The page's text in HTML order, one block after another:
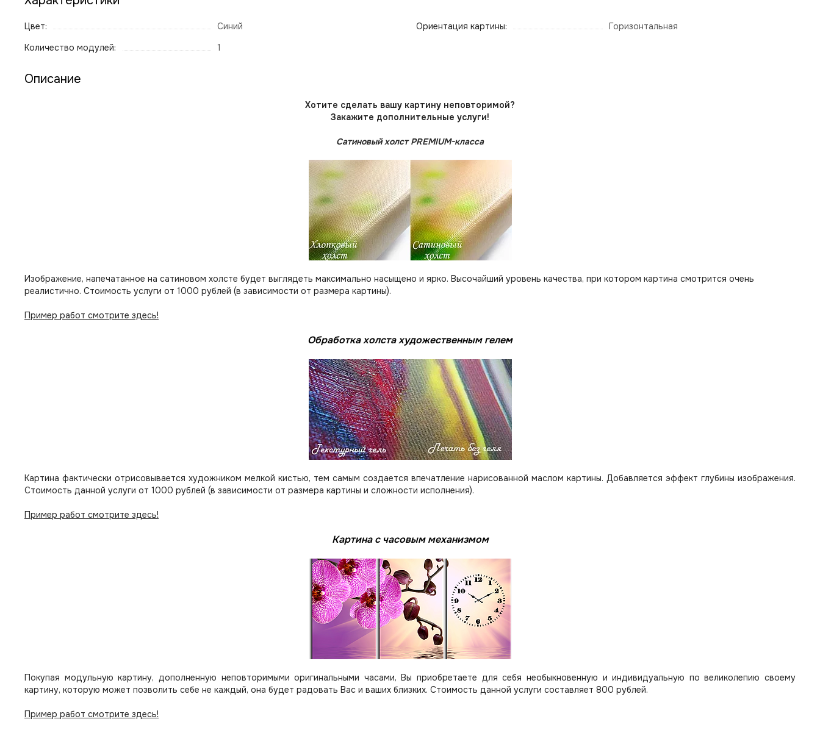
Цвет:
Синий
Количество модулей:
1
Ориентация картины: Горизонтальная
Описание
Хотите сделать вашу картину неповторимой?
Закажите дополнительные услуги!
Сатиновый холст PREMIUM-класса
Изображение, напечатанное на сатиновом холсте будет выглядеть максимально насыщено и ярко. Высочайший уровень качества, при котором картина смотрится очень
реалистично. Стоимость услуги от 1000 рублей (в зависимости от размера картины).
Пример работ смотрите здесь!
Обработка холста художественным гелем
Картина фактически отрисовывается художником мелкой кистью, тем самым создается впечатление нарисованной маслом картины. Добавляется эффект глубины изображения.
Стоимость данной услуги от 1000 рублей (в зависимости от размера картины и сложности исполнения).
Пример работ смотрите здесь!
Картина с часовым механизмом
Покупая модульную картину, дополненную неповторимыми оригинальными часами, Вы приобретаете для себя необыкновенную и индивидуальную по великолепию своему
картину, которую может позволить себе не каждый, она будет радовать Вас и ваших близких. Стоимость данной услуги составляет 800 рублей.
Пример работ смотрите здесь!